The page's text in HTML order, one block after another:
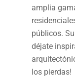
amplia
públicos.
déjate
los pierdas!